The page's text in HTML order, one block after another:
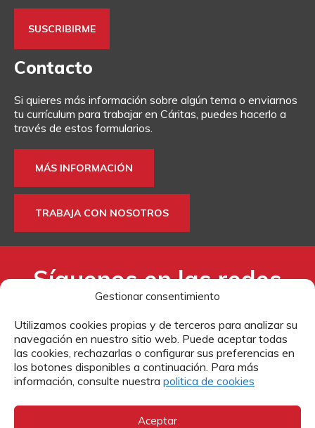
Gestionar consentimiento
Utilizamos cookies propias y de terceros para analizar su
navegación en nuestro sitio web. Puede aceptar todas
las cookies, rechazarlas o configurar sus preferencias en
los botones disponibles a continuación. Para más
información, consulte nuestra politica de cookies
Aceptar
BUSCADOR
ACCESO PARA USUARIOS
TRANSPARENCIA
CÓMO NOS FINANCIAMOS
ECONOMÍA SOCIAL Y SOLIDARIA
COOPERACIÓN FRATERNA
NOTICIAS
FORMACIÓN
QUÉ PUEDES HACER TÚ
HAZTE VOLUNTARIO
HERENCIAS Y LEGADOS
TE AYUDAMOS
DONA
Contacto
Si quieres más información sobre algún tema o enviarnos
tu currículum para trabajar en Cáritas, puedes hacerlo a
través de estos formularios.
MÁS INFORMACIÓN
TRABAJA CON NOSOTROS
Síguenos en las redes
sociales:
Archidiócesis de Burgos